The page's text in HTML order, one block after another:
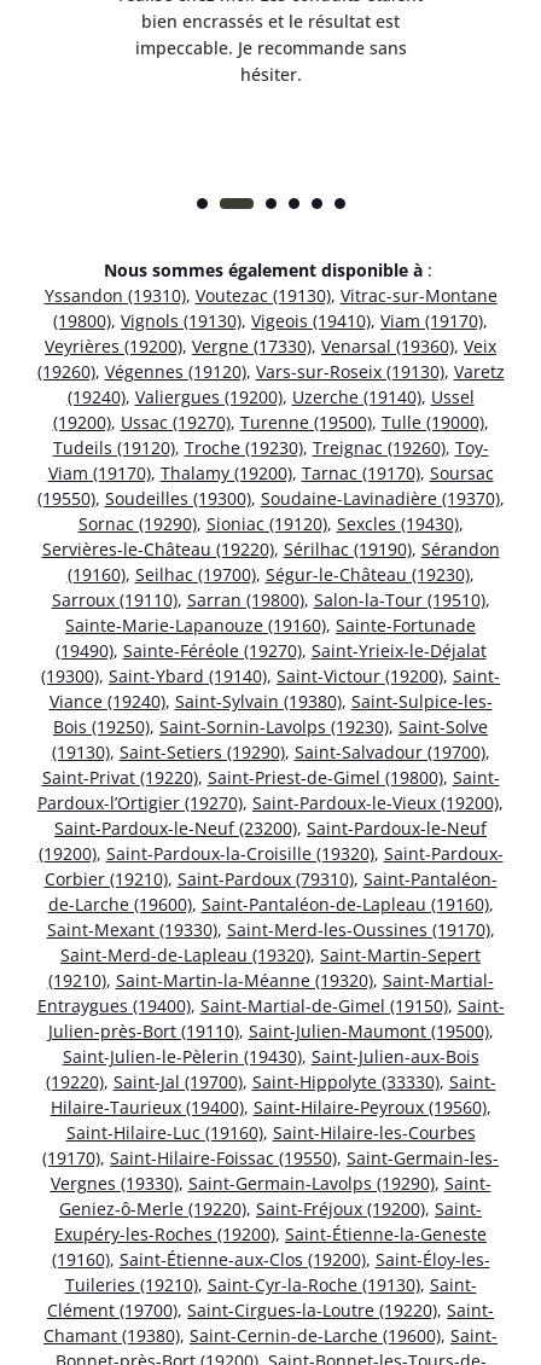
bien encrassés et le résultat est
impeccable. Je recommande sans
hésiter.
Nous sommes également disponible à :
Yssandon (19310), Voutezac (19130), Vitrac-sur-Montane
(19800), Vignols (19130), Vigeois (19410), Viam (19170),
Veyrières (19200), Vergne (17330), Venarsal (19360), Veix
(19260), Végennes (19120), Vars-sur-Roseix (19130), Varetz
(19240), Valiergues (19200), Uzerche (19140), Ussel
(19200), Ussac (19270), Turenne (19500), Tulle (19000),
Tudeils (19120), Troche (19230), Treignac (19260), Toy-
Viam (19170), Thalamy (19200), Tarnac (19170), Soursac
(19550), Soudeilles (19300), Soudaine-Lavinadière (19370),
Sornac (19290), Sioniac (19120), Sexcles (19430),
Servières-le-Château (19220), Sérilhac (19190), Sérandon
(19160), Seilhac (19700), Ségur-le-Château (19230),
Sarroux (19110), Sarran (19800), Salon-la-Tour (19510),
Sainte-Marie-Lapanouze (19160), Sainte-Fortunade
(19490), Sainte-Féréole (19270), Saint-Yrieix-le-Déjalat
(19300), Saint-Ybard (19140), Saint-Victour (19200), Saint-
Viance (19240), Saint-Sylvain (19380), Saint-Sulpice-les-
Bois (19250), Saint-Sornin-Lavolps (19230), Saint-Solve
(19130), Saint-Setiers (19290), Saint-Salvadour (19700),
Saint-Privat (19220), Saint-Priest-de-Gimel (19800), Saint-
Pardoux-l’Ortigier (19270), Saint-Pardoux-le-Vieux (19200),
Saint-Pardoux-le-Neuf (23200), Saint-Pardoux-le-Neuf
(19200), Saint-Pardoux-la-Croisille (19320), Saint-Pardoux-
Corbier (19210), Saint-Pardoux (79310), Saint-Pantaléon-
de-Larche (19600), Saint-Pantaléon-de-Lapleau (19160),
Saint-Mexant (19330), Saint-Merd-les-Oussines (19170),
Saint-Merd-de-Lapleau (19320), Saint-Martin-Sepert
(19210), Saint-Martin-la-Méanne (19320), Saint-Martial-
Entraygues (19400), Saint-Martial-de-Gimel (19150), Saint-
Julien-près-Bort (19110), Saint-Julien-Maumont (19500),
Saint-Julien-le-Pèlerin (19430), Saint-Julien-aux-Bois
(19220), Saint-Jal (19700), Saint-Hippolyte (33330), Saint-
Hilaire-Taurieux (19400), Saint-Hilaire-Peyroux (19560),
Saint-Hilaire-Luc (19160), Saint-Hilaire-les-Courbes
(19170), Saint-Hilaire-Foissac (19550), Saint-Germain-les-
Vergnes (19330), Saint-Germain-Lavolps (19290), Saint-
Geniez-ô-Merle (19220), Saint-Fréjoux (19200), Saint-
Exupéry-les-Roches (19200), Saint-Étienne-la-Geneste
(19160), Saint-Étienne-aux-Clos (19200), Saint-Éloy-les-
Tuileries (19210), Saint-Cyr-la-Roche (19130), Saint-
Clément (19700), Saint-Cirgues-la-Loutre (19220), Saint-
Chamant (19380), Saint-Cernin-de-Larche (19600), Saint-